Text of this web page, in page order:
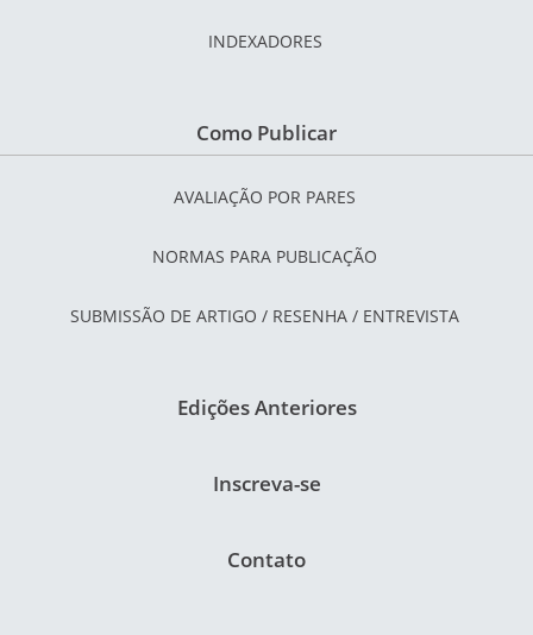
INDEXADORES
Como Publicar
AVALIAÇÃO POR PARES
NORMAS PARA PUBLICAÇÃO
SUBMISSÃO DE ARTIGO / RESENHA / ENTREVISTA
Edições Anteriores
Inscreva-se
Contato